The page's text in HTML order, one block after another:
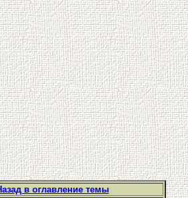
в оглавление темы